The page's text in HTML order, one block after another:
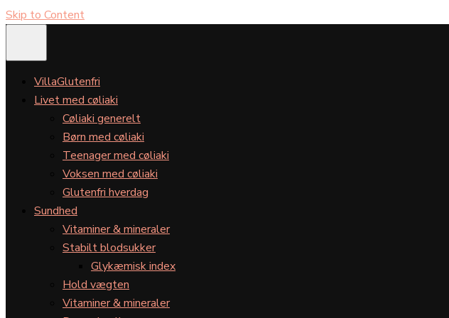
Skip to Content
VillaGlutenfri
Livet med cøliaki
Cøliaki generelt
Børn med cøliaki
Teenager med cøliaki
Voksen med cøliaki
Glutenfri hverdag
Sundhed
Vitaminer & mineraler
Stabilt blodsukker
Glykæmisk index
Hold vægten
Vitaminer & mineraler